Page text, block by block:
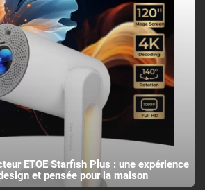
ETOE Starfish Plus : une expérience
et pensée pour la maison